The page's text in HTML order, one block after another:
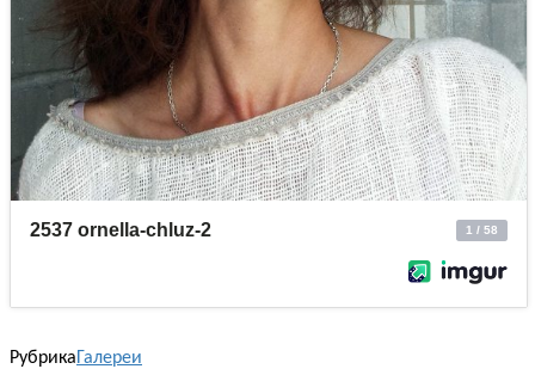
Рубрика Галереи